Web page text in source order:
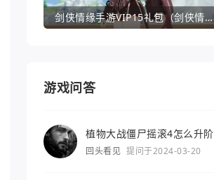
剑侠情缘手游VIP15礼包（剑侠情缘手游VIP1到18一共要花多少钱）
游戏问答
植物大战僵尸摇滚4怎么升阶
回头看见 提问于2024-03-20